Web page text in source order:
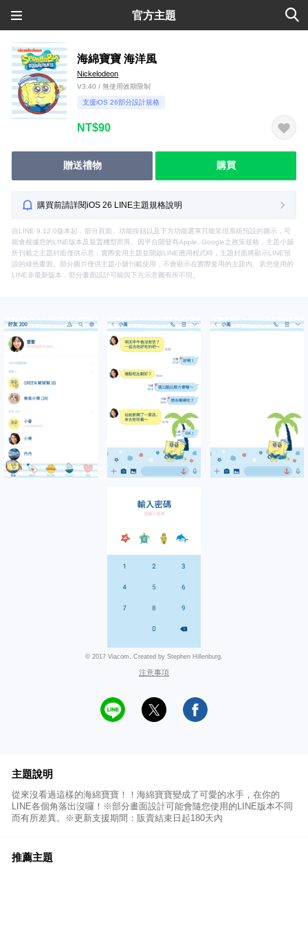
官方主題
海綿寶寶 海洋風
Nickelodeon
V3.40 / 無使用效期限制
支援iOS 26部分設計規格
NT$90
贈送禮物 購買
購買前請詳閱iOS 26 LINE主題規格說明
自LINE 9.12.0版本起，部分頁面、功能按鈕以及下方功能選單只能呈現系統預設的圖示，可
能會根據您的LINE版本及裝置機型而異。因平台開發商Apple, Google之政策規格，主題小舖
所刊載之主題封面僅供示意，實際套用主題並開啟LINE應用程式時，主題封面將顯示LINE預
設的綠色畫面。部分圖片僅供主題小舖刊載使用，不會顯示在實際套用的主題內。若您使用的
LINE非最新版本，部分畫面設計可能與下方示意圖有所不同。
© 2017 Viacom. Created by Stephen Hillenburg.
注意事項
主題說明
從來沒看過這樣的海綿寶寶！！海綿寶寶變成了可愛的水手，在你的
LINE各個角落出沒囉！※部分畫面設計可能會隨您使用的LINE版本不同
而有所差異。※更新支援期間：販賣結束日起180天內
推薦主題